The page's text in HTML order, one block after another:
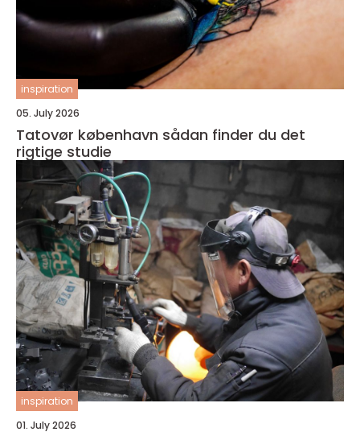
inspiration
05. July 2026
Tatovør københavn sådan finder du det
rigtige studie
inspiration
01. July 2026